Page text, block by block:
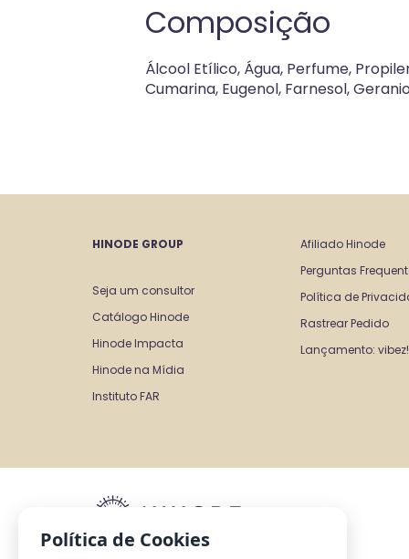
Composição
Álcool Etílico, Água, Perfume,
Cumarina, Eugenol, Farnesol,
HINODE GROUP
Seja um consultor
Catálogo Hinode
Hinode Impacta
Hinode na Mídia
Instituto FAR
Afiliado Hinode
Perguntas
Política de
Rastrear Pedido
Lançamento:
Política de Cookies